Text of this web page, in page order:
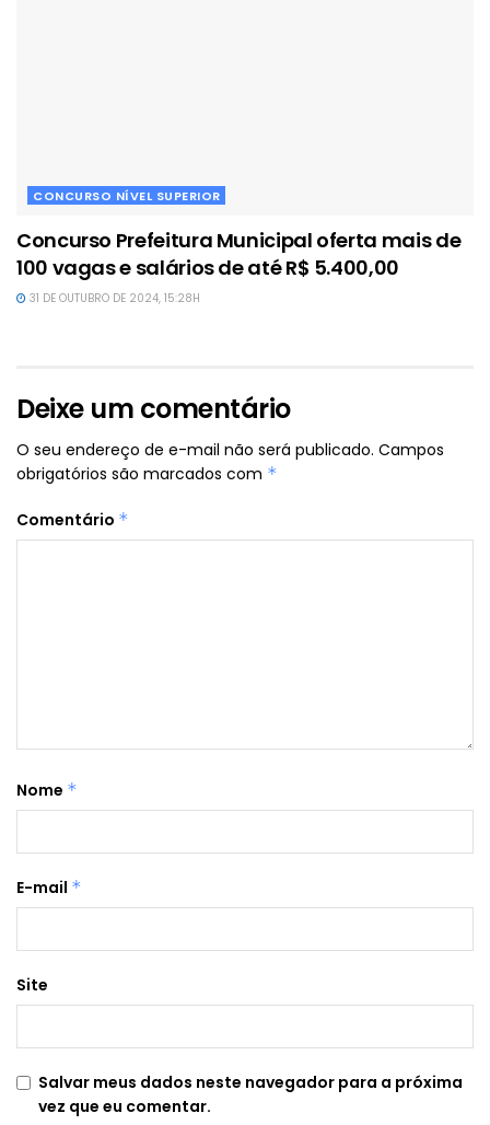
CONCURSO NÍVEL SUPERIOR
Concurso Prefeitura Municipal oferta mais de
100 vagas e salários de até R$ 5.400,00
31 DE OUTUBRO DE 2024, 15:28H
Deixe um comentário
O seu endereço de e-mail não será publicado. Campos
obrigatórios são marcados com *
Comentário *
Nome *
E-mail *
Site
Salvar meus dados neste navegador para a próxima
vez que eu comentar.